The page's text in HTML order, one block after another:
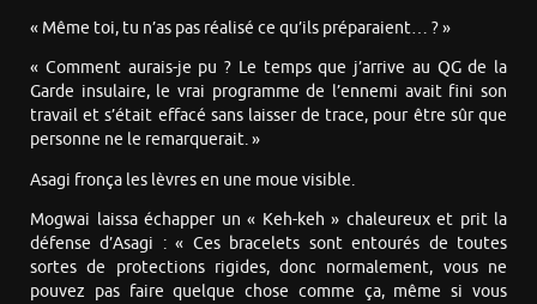
« Même toi, tu n’as pas réalisé ce qu’ils préparaient… ? »
« Comment aurais-je pu ? Le temps que j’arrive au QG de la
Garde insulaire, le vrai programme de l’ennemi avait fini son
travail et s’était effacé sans laisser de trace, pour être sûr que
personne ne le remarquerait. »
Asagi fronça les lèvres en une moue visible.
Mogwai laissa échapper un « Keh-keh » chaleureux et prit la
défense d’Asagi : « Ces bracelets sont entourés de toutes
sortes de protections rigides, donc normalement, vous ne
pouvez pas faire quelque chose comme ça, même si vous